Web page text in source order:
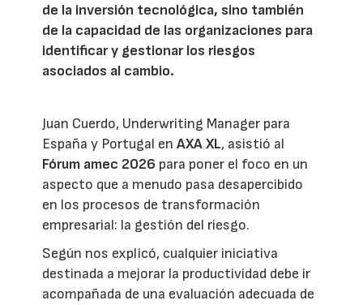
de la inversión tecnológica, sino también
de la capacidad de las organizaciones para
identificar y gestionar los riesgos
asociados al cambio.
Juan Cuerdo, Underwriting Manager para
España y Portugal enAXA XL, asistió al
Fórum amec 2026 para poner el foco en un
aspecto que a menudo pasa desapercibido
en los procesos de transformación
empresarial: la gestión del riesgo.
Según nos explicó, cualquier iniciativa
destinada a mejorar la productividad debe ir
acompañada de una evaluación adecuada de